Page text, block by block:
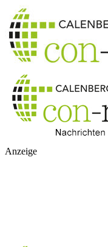
Anzeige